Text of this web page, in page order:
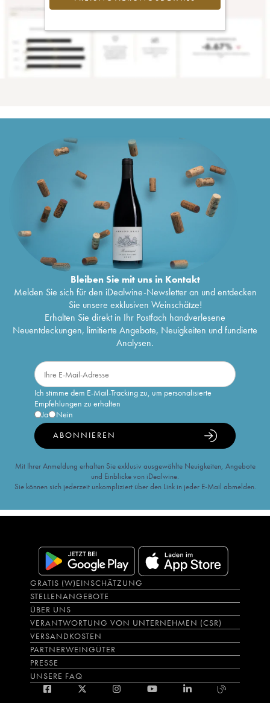
Bleiben Sie mit uns in Kontakt
Melden Sie sich für den iDealwine-Newsletter an und entdecken
Sie unsere exklusiven Weinschätze!
Erhalten Sie direkt in Ihr Postfach handverlesene
Neuentdeckungen, limitierte Angebote, Neuigkeiten und fundierte
Analysen.
Ich stimme dem E-Mail-Tracking zu, um personalisierte
Empfehlungen zu erhalten
Ja
Nein
ABONNIEREN
Mit Ihrer Anmeldung erhalten Sie exklusiv ausgewählte Neuigkeiten, Angebote
und Einblicke von iDealwine.
Sie können sich jederzeit unkompliziert über den Link in jeder E-Mail abmelden.
GRATIS (W)EINSCHÄTZUNG
STELLENANGEBOTE
ÜBER UNS
VERANTWORTUNG VON UNTERNEHMEN (CSR)
VERSANDKOSTEN
PARTNERWEINGÜTER
PRESSE
UNSERE FAQ